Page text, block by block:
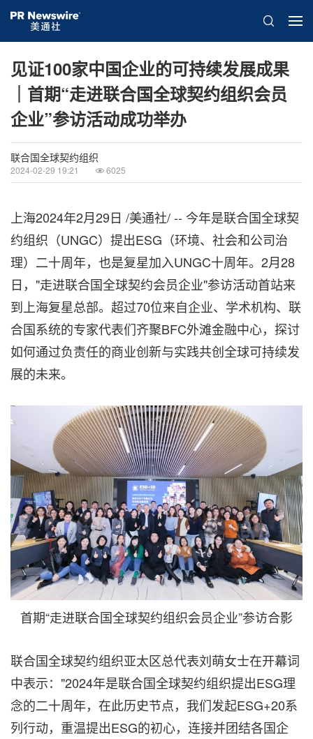
见证100家中国企业的可持续发展成果
｜首期“走进联合国全球契约组织会员
企业”参访活动成功举办
联合国全球契约组织
2024-02-29 19:21 6025
上海2024年2月29日 /美通社/ -- 今年是联合国全球契
约组织（UNGC）提出ESG（环境、社会和公司治
理）二十周年，也是复星加入UNGC十周年。2月28
日，"走进联合国全球契约会员企业"参访活动首站来
到上海复星总部。超过70位来自企业、学术机构、联
合国系统的专家代表们齐聚BFC外滩金融中心，探讨
如何通过负责任的商业创新与实践共创全球可持续发
展的未来。
首期“走进联合国全球契约组织会员企业”参访合影
联合国全球契约组织亚太区总代表刘萌女士在开幕词
中表示："2024年是联合国全球契约组织提出ESG理
念的二十周年，在此历史节点，我们发起ESG+20系
列行动，重温提出ESG的初心，连接并团结各国企